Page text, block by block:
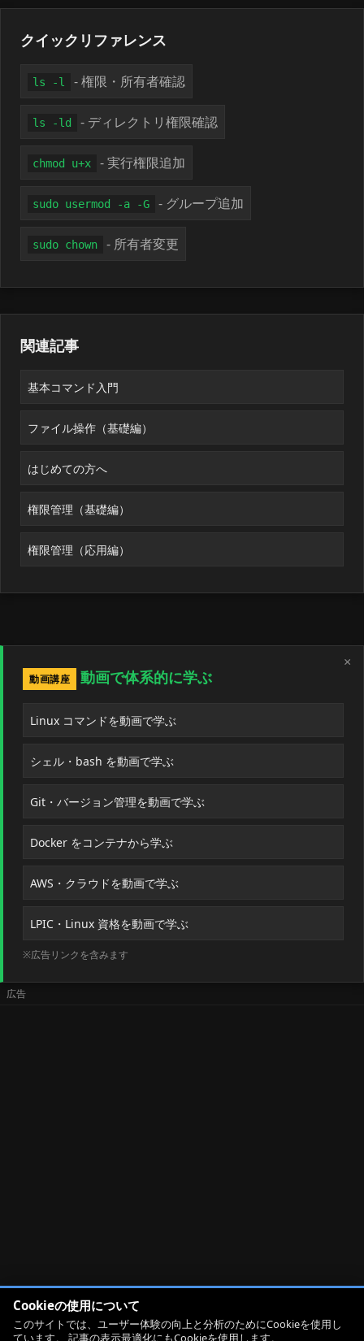
Cookieの使用について
このサイトでは、ユーザー体験の向上と分析のためにCookieを使用し
クイックリファレンス
ls -l - 権限・所有者確認
ls -ld - ディレクトリ権限確認
chmod u+x - 実行権限追加
sudo usermod -a -G - グループ追加
sudo chown - 所有者変更
関連記事
基本コマンド入門
ファイル操作（基礎編）
はじめての方へ
権限管理（基礎編）
権限管理（応用編）
×
動画講座
動画で体系的に学ぶ
Linux コマンドを動画で学ぶ
シェル・bash を動画で学ぶ
Git・バージョン管理を動画で学ぶ
Docker をコンテナから学ぶ
AWS・クラウドを動画で学ぶ
LPIC・Linux 資格を動画で学ぶ
※広告リンクを含みます